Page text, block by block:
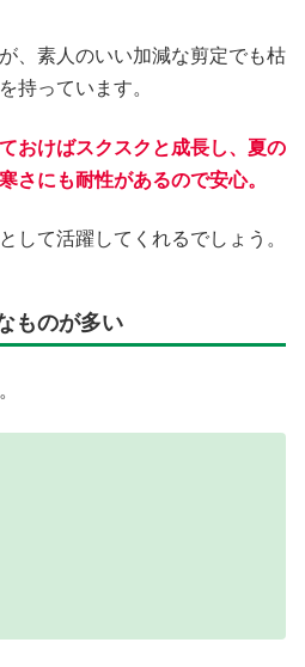
、素人のいい加減な剪定でも枯
持っています。
おけばスクスクと成長し、夏の
さにも耐性があるので安心。
して活躍してくれるでしょう。
ものが多い